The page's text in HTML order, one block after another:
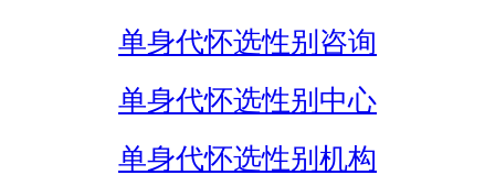
单身代怀选性别咨询
单身代怀选性别中心
单身代怀选性别机构